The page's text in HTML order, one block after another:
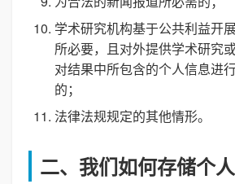
学术研究机构基于公共利益开
所必要，且对外提供学术研究
对结果中所包含的个人信息进
的；
法律法规规定的其他情形。
二、我们如何存储个